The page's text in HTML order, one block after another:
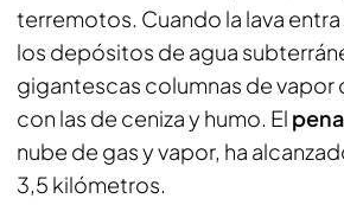
terremotos. Cuando la lava
los depósitos de agua
gigantescas columnas de vapor
con las de ceniza y humo. El
nube de gas y vapor, ha
3,5 kilómetros.